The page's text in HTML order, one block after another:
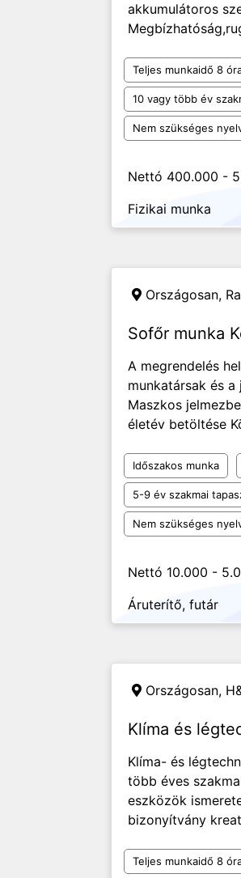
akkumulátoros
Teljes munkaidő 8
10 vagy több év
Nem szükséges
Nettó 400.000 -
Fizikai munka
Országosan,
Sofőr munka
A megrendelés
munkatársak és
Maszkos
életév betöltése
Időszakos munka
5-9 év szakmai
Nem szükséges
Nettó 10.000 -
Áruterítő, futár
Országosan,
Klíma és
Klíma- és
több éves
eszközök
bizonyítvány
Teljes munkaidő 8